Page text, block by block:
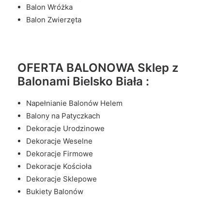
Balon Wróżka
Balon Zwierzęta
OFERTA BALONOWA Sklep z
Balonami Bielsko Biała :
Napełnianie Balonów Helem
Balony na Patyczkach
Dekoracje Urodzinowe
Dekoracje Weselne
Dekoracje Firmowe
Dekoracje Kościoła
Dekoracje Sklepowe
Bukiety Balonów